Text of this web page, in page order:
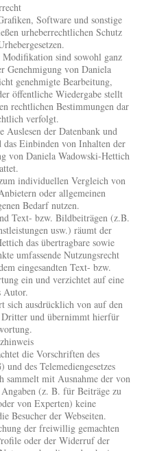
Software und sonstige
urheberrechtlichen Schutz
sind sowohl ganz
Genehmigung von Daniela
genehmigte Bearbeitung,
öffentliche Wiedergabe stellt
rechtlichen Bestimmungen dar
verfolgt.
Auslesen der Datenbank und
Einbinden von Inhalten der
von Daniela Wadowski-Hettich
individuellen Vergleich von
oder allgemeinen
Bedarf nutzen.
Text- bzw. Bildbeiträgen (z.B.
usw.) räumt der
das übertragbare sowie
umfassende Nutzungsrecht
eingesandten Text- bzw.
ein und verzichtet auf eine
Autor.
sich ausdrücklich von auf den
Dritter und übernimmt hierfür
die Vorschriften des
und des Telemediengesetzes
mit Ausnahme der von
(z. B. für Beiträge zu
von Experten) keine
Besucher der Webseiten.
der freiwillig gemachten
oder der Widerruf der